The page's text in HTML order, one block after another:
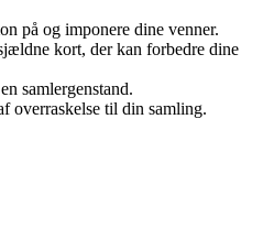
på og imponere dine venner.
kort, der kan forbedre dine
samlergenstand.
overraskelse til din samling.